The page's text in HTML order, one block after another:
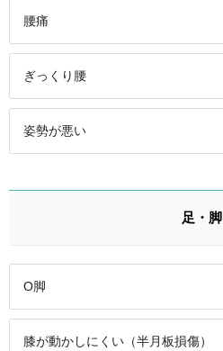
腰痛
ぎっくり腰
姿勢が悪い
足・脚
O脚
膝が動かしにくい（半月板損傷）